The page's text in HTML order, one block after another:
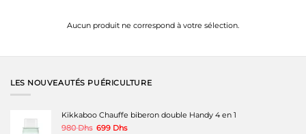
Aucun produit ne correspond à votre sélection.
LES NOUVEAUTÉS PUÉRICULTURE
Kikkaboo Chauffe biberon double Handy 4 en 1
980Dhs Le
699 DhsLe